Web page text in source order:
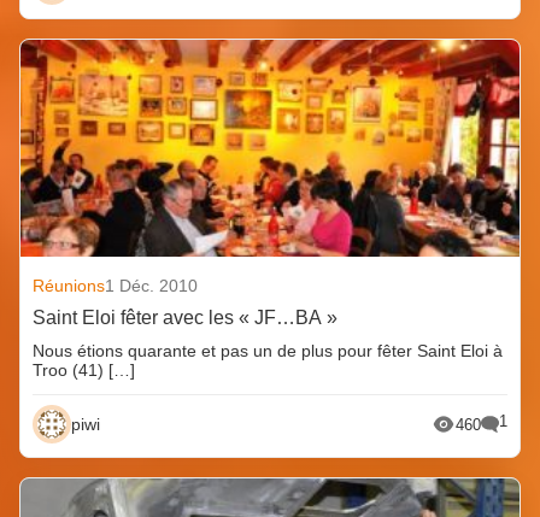
Réunions1 Déc. 2010
Saint Eloi fêter avec les « JF…BA »
Nous étions quarante et pas un de plus pour fêter Saint Eloi à
Troo (41) […]
piwi 460 1